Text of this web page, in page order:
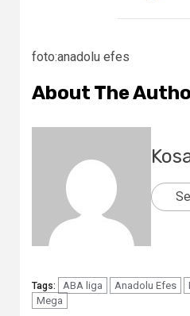
foto:anadolu efes
About The
Tags: ABA liga Anadolu Efes
Mega